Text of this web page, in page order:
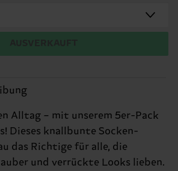
Alltag – mit unserem 5er-Pack
Dieses knallbunte Socken-
das Richtige für alle, die
und verrückte Looks lieben.